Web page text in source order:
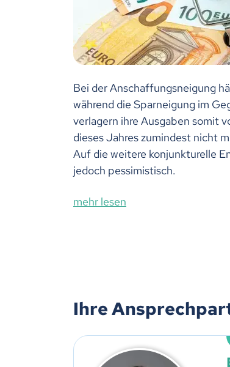
Bei der Anschaffungsneigung
während die Sparneigung im
verlagern ihre Ausgaben somit
dieses Jahres zumindest nicht
Auf die weitere konjunkturelle
jedoch pessimistisch.
mehr lesen
Ihre